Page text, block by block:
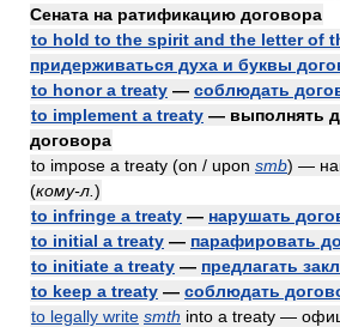
Сената на ратификацию договора
to hold to the spirit and the letter of
придерживаться духа и буквы
to honor a treaty — соблюдать
to implement a treaty — выполнять
договора
to impose a treaty (on / upon smb) —
(кому-л. )
to infringe a treaty — нарушать
to initial a treaty — парафировать
to initiate a treaty — предлагать
to keep a treaty — соблюдать
to legally write smth into a treaty —